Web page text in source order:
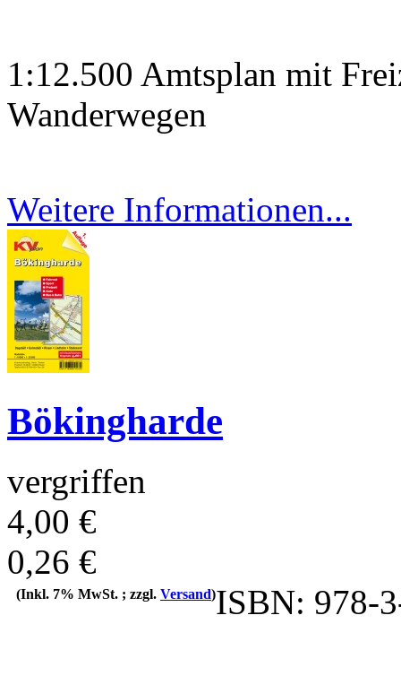
1:12.500 Amtsplan mit
Wanderwegen
Weitere Informationen...
Bökingharde
vergriffen
4,00 €
0,26 €
(Inkl. 7% MwSt. ; zzgl. Versand)ISBN: 978-